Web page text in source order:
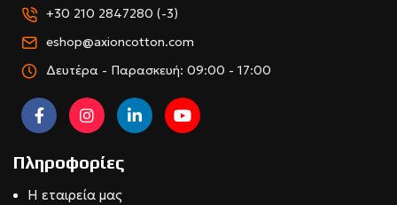
+30 210 2847280 (-3)
eshop@axioncotton.com
Δευτέρα - Παρασκευή: 09:00 - 17:00
Πληροφορίες
Η εταιρεία μας